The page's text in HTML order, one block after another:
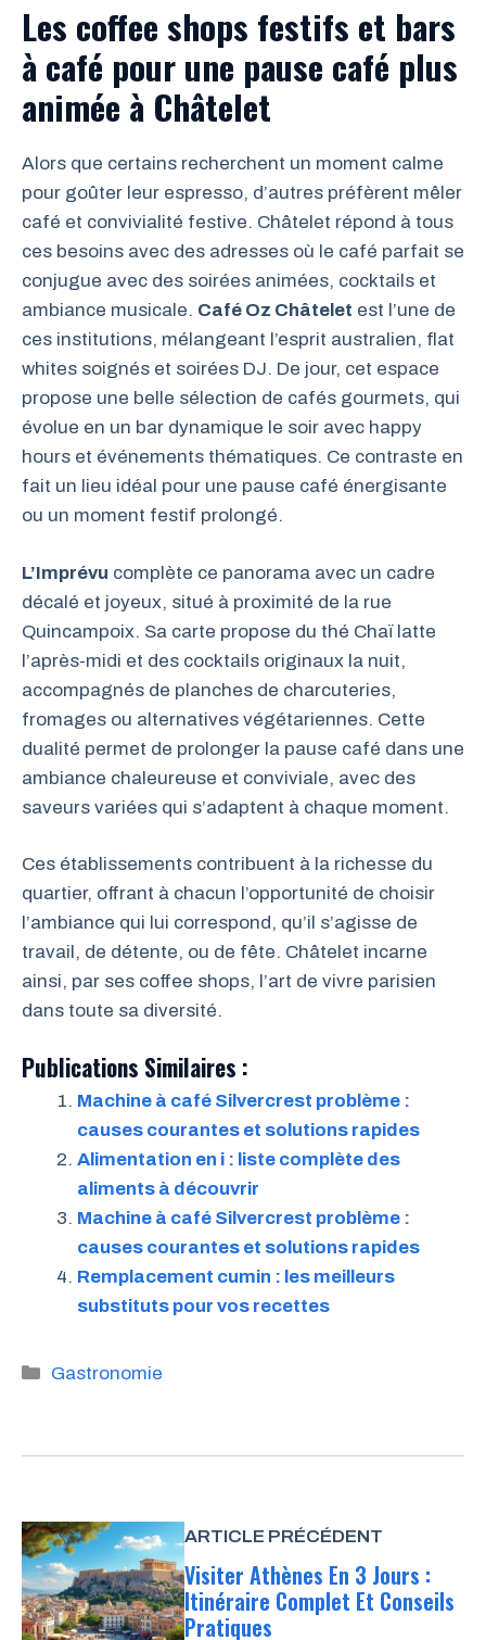
Les coffee shops festifs et bars
à café pour une pause café plus
animée à Châtelet
Alors que certains recherchent un moment calme
pour goûter leur espresso, d’autres préfèrent mêler
café et convivialité festive. Châtelet répond à tous
ces besoins avec des adresses où le café parfait se
conjugue avec des soirées animées, cocktails et
ambiance musicale. Café Oz Châtelet est l’une de
ces institutions, mélangeant l’esprit australien, flat
whites soignés et soirées DJ. De jour, cet espace
propose une belle sélection de cafés gourmets, qui
évolue en un bar dynamique le soir avec happy
hours et événements thématiques. Ce contraste en
fait un lieu idéal pour une pause café énergisante
ou un moment festif prolongé.
L’Imprévu complète ce panorama avec un cadre
décalé et joyeux, situé à proximité de la rue
Quincampoix. Sa carte propose du thé Chaï latte
l’après-midi et des cocktails originaux la nuit,
accompagnés de planches de charcuteries,
fromages ou alternatives végétariennes. Cette
dualité permet de prolonger la pause café dans une
ambiance chaleureuse et conviviale, avec des
saveurs variées qui s’adaptent à chaque moment.
Ces établissements contribuent à la richesse du
quartier, offrant à chacun l’opportunité de choisir
l’ambiance qui lui correspond, qu’il s’agisse de
travail, de détente, ou de fête. Châtelet incarne
ainsi, par ses coffee shops, l’art de vivre parisien
dans toute sa diversité.
Publications Similaires :
Machine à café Silvercrest problème :
causes courantes et solutions rapides
Alimentation en i : liste complète des
aliments à découvrir
Machine à café Silvercrest problème :
causes courantes et solutions rapides
Remplacement cumin : les meilleurs
substituts pour vos recettes
Catégories
Gastronomie
ARTICLE PRÉCÉDENT
Visiter Athènes En 3 Jours :
Itinéraire Complet Et Conseils
Pratiques